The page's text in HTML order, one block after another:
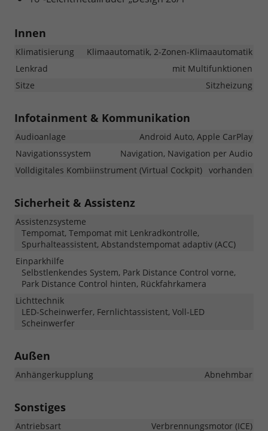
Innen
Klimatisierung
Klimaautomatik, 2-Zonen-Klimaautomatik
Lenkrad
mit Multifunktionen
Sitze
Sitzheizung
Infotainment & Kommunikation
Audioanlage
Android Auto, Apple CarPlay
Navigationssystem
Navigation, Navigation per Audio
Volldigitales Kombiinstrument (Virtual Cockpit) vorhanden
Sicherheit & Assistenz
Assistenzsysteme
Tempomat, Tempomat mit Lenkradkontrolle,
Spurhalteassistent, Abstandstempomat adaptiv (ACC)
Einparkhilfe
Selbstlenkendes System, Park Distance Control vorne,
Park Distance Control hinten, Rückfahrkamera
Lichttechnik
LED-Scheinwerfer, Fernlichtassistent, Voll-LED
Scheinwerfer
Außen
Anhängerkupplung Abnehmbar
Sonstiges
Antriebsart Verbrennungsmotor (ICE)